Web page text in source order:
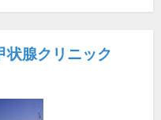
状腺クリニック